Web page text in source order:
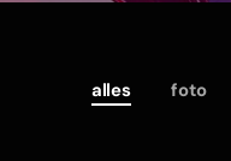
alles foto